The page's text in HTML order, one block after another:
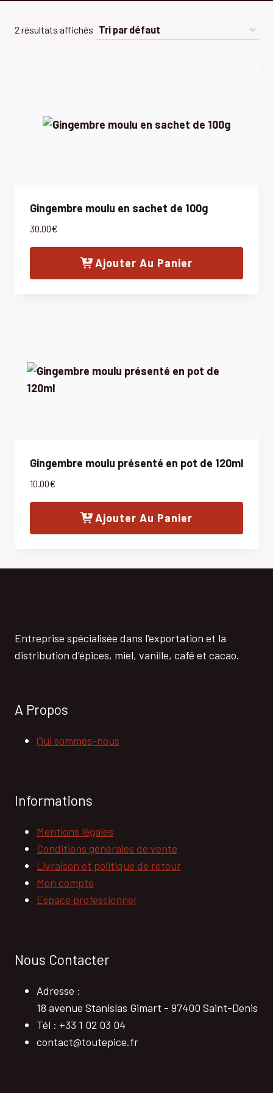
2 résultats affichés
Gingembre moulu en sachet de 100g
30.00€
Ajouter Au Panier
Gingembre moulu présenté en pot de 120ml
10.00€
Ajouter Au Panier
Entreprise spécialisée dans l'exportation et la
distribution d’épices, miel, vanille, café et cacao.
A Propos
Qui sommes-nous
Informations
Mentions légales
Conditions générales de vente
Livraison et politique de retour
Mon compte
Espace professionnel
Nous Contacter
Adresse :
18 avenue Stanislas Gimart - 97400 Saint-Denis
Tél : +33 1 02 03 04
contact@toutepice.fr